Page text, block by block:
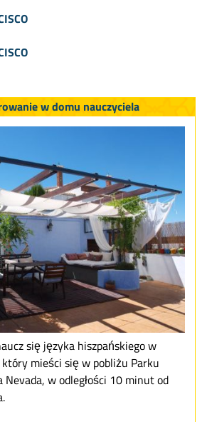
w domu nauczyciela
się języka hiszpańskiego w
mieści się w pobliżu Parku
Nevada, w odległości 10 minut od